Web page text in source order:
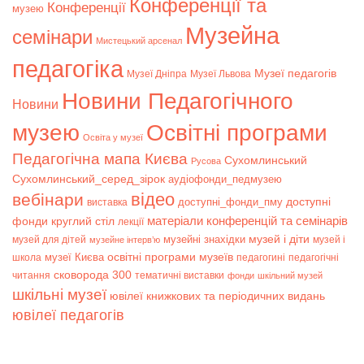
музею Конференції Конференції та
семінари Мистецький арсенал Музейна
педагогіка Музеї Дніпра Музеї Львова Музеї педагогів
Новини Новини Педагогічного
музею Освіта у музеї Освітні програми
Педагогічна мапа Києва Русова Сухомлинський
Сухомлинський_серед_зірок аудіофонди_педмузею
вебінари виставка відео доступні_фонди_пму доступні
фонди круглий стіл лекції матеріали конференцій та семінарів
музей для дітей музейне інтерв’ю музейні знахідки музей і діти музей і
школа музеї Києва освітні програми музеїв педагогині педагогічні
читання сковорода 300 тематичні виставки фонди шкільний музей
шкільні музеї ювілеї книжкових та періодичних видань
ювілеї педагогів